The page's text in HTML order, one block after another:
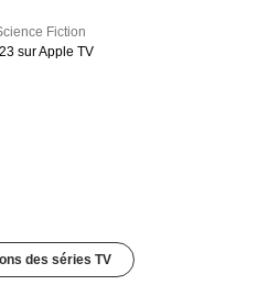
Fiction
sur Apple TV
des séries TV